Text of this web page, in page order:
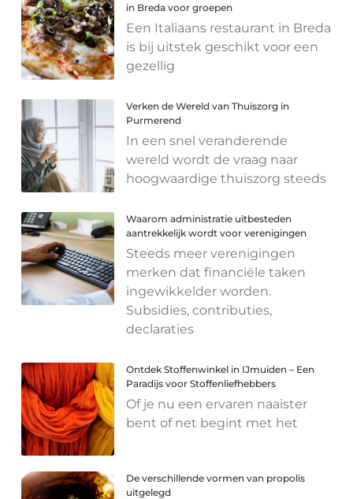
in Breda voor groepen
Een Italiaans restaurant in Breda
is bij uitstek geschikt voor een
gezellig
Verken de Wereld van Thuiszorg in
Purmerend
In een snel veranderende
wereld wordt de vraag naar
hoogwaardige thuiszorg steeds
Waarom administratie uitbesteden
aantrekkelijk wordt voor verenigingen
Steeds meer verenigingen
merken dat financiële taken
ingewikkelder worden.
Subsidies, contributies,
declaraties
Ontdek Stoffenwinkel in IJmuiden – Een
Paradijs voor Stoffenliefhebbers
Of je nu een ervaren naaister
bent of net begint met het
De verschillende vormen van propolis
uitgelegd